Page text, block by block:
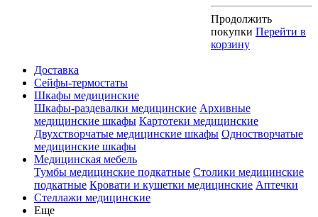
Продолжить
покупки Перейти в
корзину
Доставка
Сейфы-термостаты
Шкафы медицинские
Шкафы-раздевалки медицинские Архивные
медицинские шкафы Картотеки медицинские
Двухстворчатые медицинские шкафы Одностворчатые
медицинские шкафы
Медицинская мебель
Тумбы медицинские подкатные Столики медицинские
подкатные Кровати и кушетки медицинские Аптечки
Стеллажи медицинские
Еще